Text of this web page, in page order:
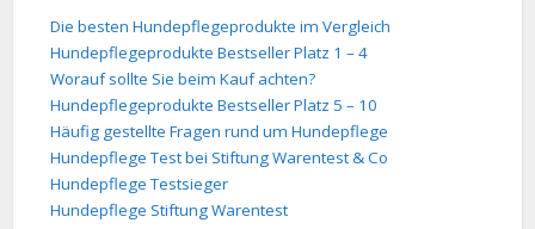
Die besten Hundepflegeprodukte im Vergleich
Hundepflegeprodukte Bestseller Platz 1 – 4
Worauf sollte Sie beim Kauf achten?
Hundepflegeprodukte Bestseller Platz 5 – 10
Häufig gestellte Fragen rund um Hundepflege
Hundepflege Test bei Stiftung Warentest & Co
Hundepflege Testsieger
Hundepflege Stiftung Warentest